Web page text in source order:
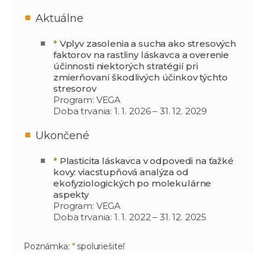
Aktuálne
*Vplyv zasolenia a sucha ako stresových
faktorov na rastliny láskavca a overenie
účinnosti niektorých stratégií pri
zmierňovaní škodlivých účinkov týchto
stresorov
Program: VEGA
Doba trvania: 1. 1. 2026 – 31. 12. 2029
Ukončené
*Plasticita láskavca v odpovedi na ťažké
kovy: viacstupňová analýza od
ekofyziologických po molekulárne
aspekty
Program: VEGA
Doba trvania: 1. 1. 2022 – 31. 12. 2025
Poznámka: *spoluriešiteľ